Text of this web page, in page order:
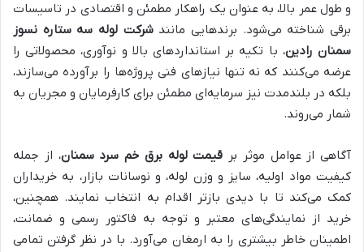
و طول عمر بالا، به عنوان یک راهکار مطمئن و اقتصادی در تاسیسات
برقی شناخته می‌شود. برندهایی مانندشرکت لوله سه ستاره نسوز
سمنان رادین، با تکیه بر استانداردهای بالا و نوآوری، محصولاتی را
عرضه می‌کنند که نه تنها نیازهای فنی پروژه‌ها را برآورده می‌سازند،
بلکه در بلندمدت نیز سرمایه‌ای مطمئن برای کارفرمایان و مجریان به
شمار می‌روند.
آگاهی از عوامل موثر بر قیمت لوله برق خم سرد سمنان، از جمله
کیفیت مواد اولیه، سایز و وزن لوله، و نوسانات بازار، به خریداران
کمک می‌کند تا با دیدی بازتر اقدام به انتخاب نمایند. همچنین،
خرید از نمایندگی‌های معتبر و توجه به فاکتور رسمی و ضمانت،
اطمینان خاطر بیشتری را به ارمغان می‌آورد. با در نظر گرفتن تمامی